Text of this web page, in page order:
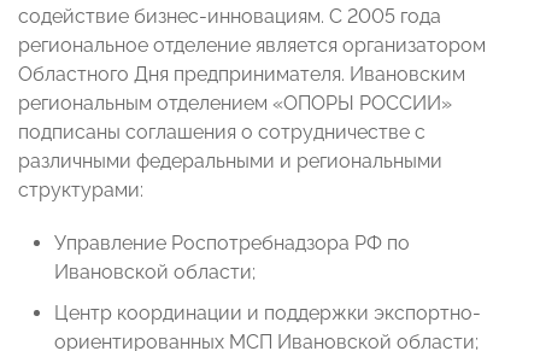
содействие бизнес-инновациям. С 2005 года
региональное отделение является организатором
Областного Дня предпринимателя. Ивановским
региональным отделением «ОПОРЫ РОССИИ»
подписаны соглашения о сотрудничестве с
различными федеральными и региональными
структурами:
Управление Роспотребнадзора РФ по
Ивановской области;
Центр координации и поддержки экспортно-
ориентированных МСП Ивановской области;